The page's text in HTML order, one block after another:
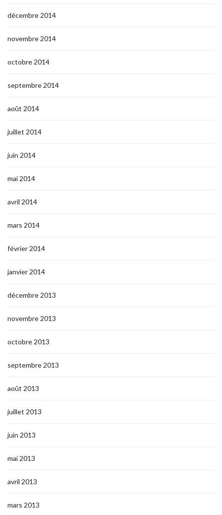
décembre 2014
novembre 2014
octobre 2014
septembre 2014
août 2014
juillet 2014
juin 2014
mai 2014
avril 2014
mars 2014
février 2014
janvier 2014
décembre 2013
novembre 2013
octobre 2013
septembre 2013
août 2013
juillet 2013
juin 2013
mai 2013
avril 2013
mars 2013